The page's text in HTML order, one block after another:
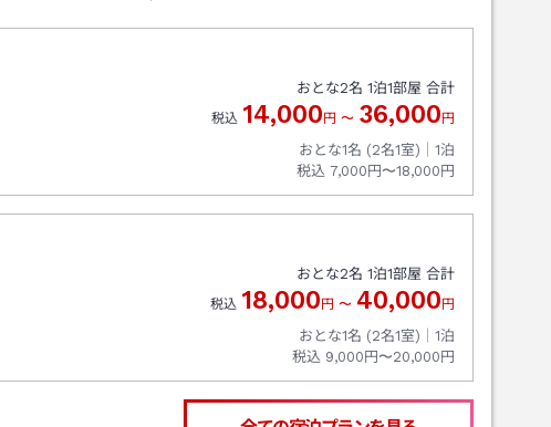
おとな2名 1泊1部屋 合計
税込 14,000 円 〜 36,000 円
おとな1名 (2名1室)｜ 1泊
税込 7,000円〜18,000円
おとな2名 1泊1部屋 合計
税込 18,000 円 〜 40,000 円
おとな1名 (2名1室)｜ 1泊
税込 9,000円〜20,000円